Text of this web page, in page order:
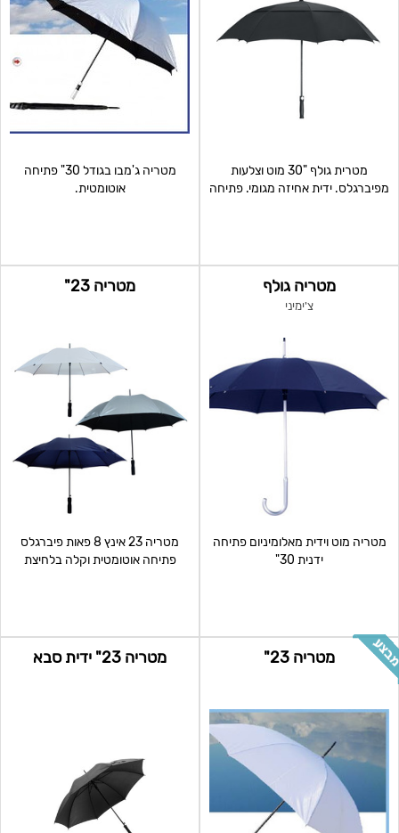
מטרית גולף "30 מוט וצלעות
מפיברגלס. ידית אחיזה מגומי. פתיחה
מטריה ג'מבו בגודל 30" פתיחה
אוטומטית.
מטריה גולף
צ'ימיני
מטריה מוט וידית מאלומיניום פתיחה
ידנית 30"
מטריה 23"
מטריה 23 אינץ 8 פאות פיברגלס
פתיחה אוטומטית וקלה בלחיצת
מטריה 23" מטריה 23" ידית סבא